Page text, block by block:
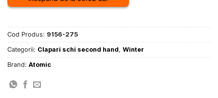
Cod Produs: 9156-275
Categorii: Clapari schi second hand, Winter
Brand: Atomic